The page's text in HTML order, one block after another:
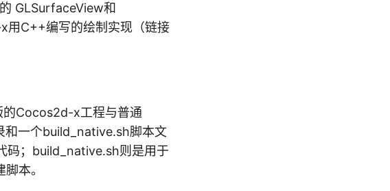
GLSurfaceView和
用C++编写的绘制实现（链接
Cocos2d-x工程与普通
和一个build_native.sh脚本文
码；build_native.sh则是用于
本。